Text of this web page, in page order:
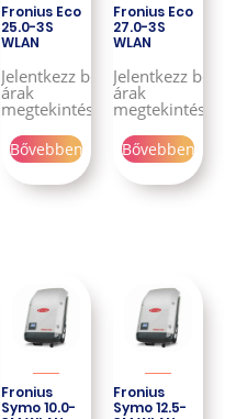
Fronius Eco
25.0-3S
WLAN
Jelentkezz be az
árak
megtekintéséhez!
Bővebben
Fronius Eco
27.0-3S
WLAN
Jelentkezz be az
árak
Bővebben
Fronius
Symo 10.0-
Fronius
Symo 12.5-